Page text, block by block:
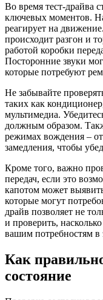
Во время тест-драйва
ключевых моментов.
реагирует на
происходит разгон и
работой коробки
Посторонние звуки
которые потребуют
Не забывайте
таких как
мультимедиа.
должным образом.
режимах вождения –
замедления, чтобы
Кроме того, важно
передач, если это
капотом может
которые могут
драйв позволяет не
и проверить,
вашим потребностям в
Как
состояние